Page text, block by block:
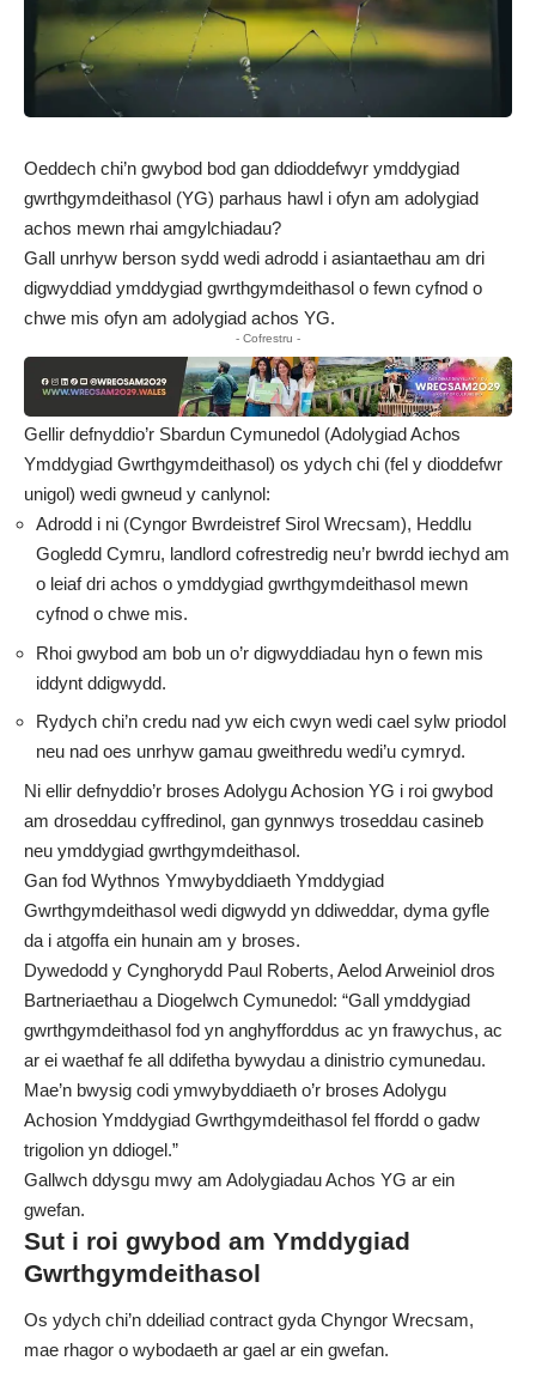
Oeddech chi’n gwybod bod gan ddioddefwyr ymddygiad
gwrthgymdeithasol (YG) parhaus hawl i ofyn am adolygiad
achos mewn rhai amgylchiadau?
Gall unrhyw berson sydd wedi adrodd i asiantaethau am dri
digwyddiad ymddygiad gwrthgymdeithasol o fewn cyfnod o
chwe mis ofyn am adolygiad achos YG.
- Cofrestru -
Gellir defnyddio’r Sbardun Cymunedol (Adolygiad Achos
Ymddygiad Gwrthgymdeithasol) os ydych chi (fel y dioddefwr
unigol) wedi gwneud y canlynol:
Adrodd i ni (Cyngor Bwrdeistref Sirol Wrecsam), Heddlu
Gogledd Cymru, landlord cofrestredig neu’r bwrdd iechyd am
o leiaf dri achos o ymddygiad gwrthgymdeithasol mewn
cyfnod o chwe mis.
Rhoi gwybod am bob un o’r digwyddiadau hyn o fewn mis
iddynt ddigwydd.
Rydych chi’n credu nad yw eich cwyn wedi cael sylw priodol
neu nad oes unrhyw gamau gweithredu wedi’u cymryd.
Ni ellir defnyddio’r broses Adolygu Achosion YG i roi gwybod
am droseddau cyffredinol, gan gynnwys troseddau casineb
neu ymddygiad gwrthgymdeithasol.
Gan fod Wythnos Ymwybyddiaeth Ymddygiad
Gwrthgymdeithasol wedi digwydd yn ddiweddar, dyma gyfle
da i atgoffa ein hunain am y broses.
Dywedodd y Cynghorydd Paul Roberts, Aelod Arweiniol dros
Bartneriaethau a Diogelwch Cymunedol: “Gall ymddygiad
gwrthgymdeithasol fod yn anghyfforddus ac yn frawychus, ac
ar ei waethaf fe all ddifetha bywydau a dinistrio cymunedau.
Mae’n bwysig codi ymwybyddiaeth o’r broses Adolygu
Achosion Ymddygiad Gwrthgymdeithasol fel ffordd o gadw
trigolion yn ddiogel.”
Gallwch ddysgu mwy am Adolygiadau Achos YG ar ein
gwefan.
Sut i roi gwybod am Ymddygiad
Gwrthgymdeithasol
Os ydych chi’n ddeiliad contract gyda Chyngor Wrecsam,
mae rhagor o wybodaeth ar gael ar ein gwefan.